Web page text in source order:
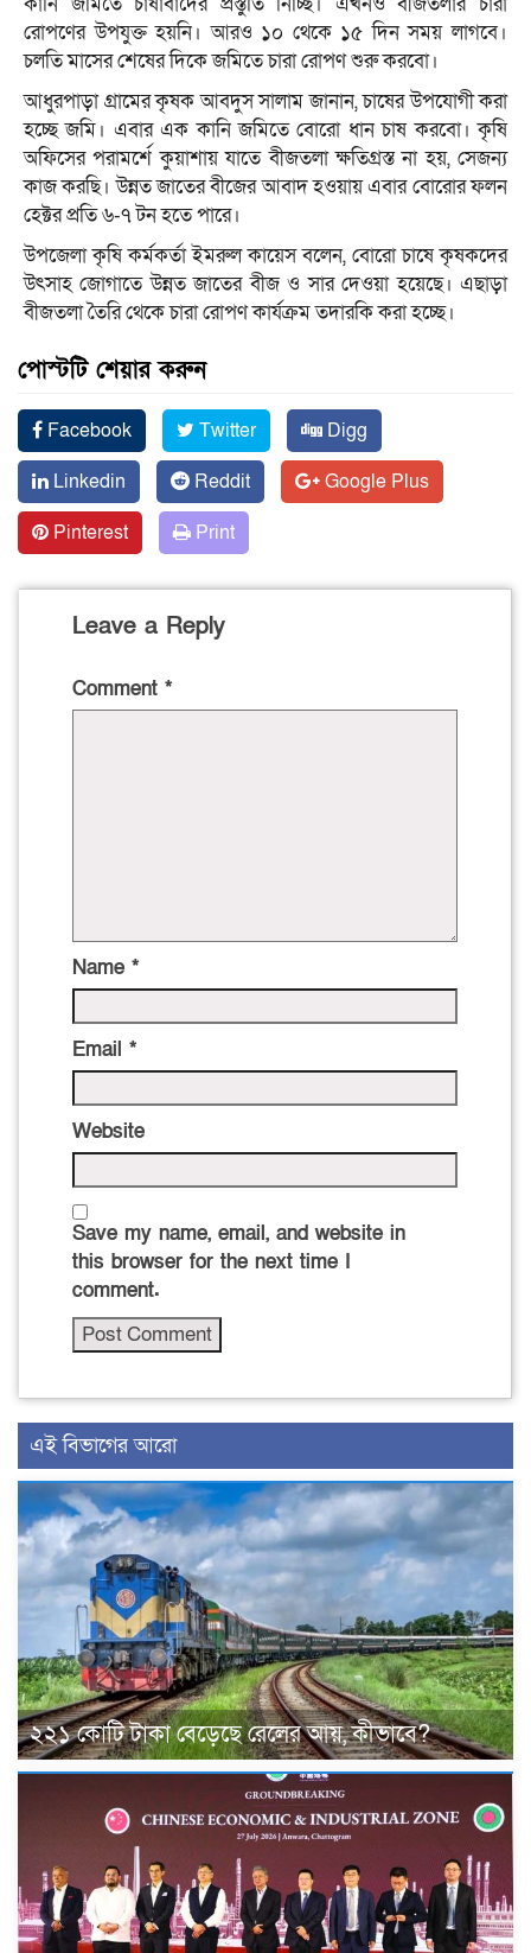
রোপণের উপযুক্ত হয়নি। আরও ১০ থেকে ১৫ দিন সময় লাগবে।
চলতি মাসের শেষের দিকে জমিতে চারা রোপণ শুরু করবো।
আধুরপাড়া গ্রামের কৃষক আবদুস সালাম জানান, চাষের উপযোগী করা
হচ্ছে জমি। এবার এক কানি জমিতে বোরো ধান চাষ করবো। কৃষি
অফিসের পরামর্শে কুয়াশায় যাতে বীজতলা ক্ষতিগ্রস্ত না হয়, সেজন্য
কাজ করছি। উন্নত জাতের বীজের আবাদ হওয়ায় এবার বোরোর ফলন
হেক্টর প্রতি ৬-৭ টন হতে পারে।
উপজেলা কৃষি কর্মকর্তা ইমরুল কায়েস বলেন, বোরো চাষে কৃষকদের
উৎসাহ জোগাতে উন্নত জাতের বীজ ও সার দেওয়া হয়েছে। এছাড়া
বীজতলা তৈরি থেকে চারা রোপণ কার্যক্রম তদারকি করা হচ্ছে।
পোস্টটি শেয়ার করুন
Facebook Twitter
Digg
Linkedin
Reddit
Google Plus
Pinterest
Print
Leave a Reply
Comment *
Name *
Email *
Website
Save my name, email, and website in
this browser for the next time I
comment.
এই বিভাগের আরো
২২১ কোটি টাকা বেড়েছে রেলের আয়, কীভাবে?